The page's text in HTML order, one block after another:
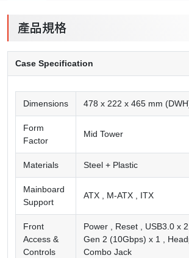
產品規格
Case Specification
Dimensions 478 x 222 x 465 mm
Form
Factor
Mid Tower
Materials Steel + Plastic
Mainboard
Support
ATX , M-ATX , ITX
Front
Access &
Controls
Power , Reset , USB3.0 x
Gen 2 (10Gbps) x 1 ,
Combo Jack